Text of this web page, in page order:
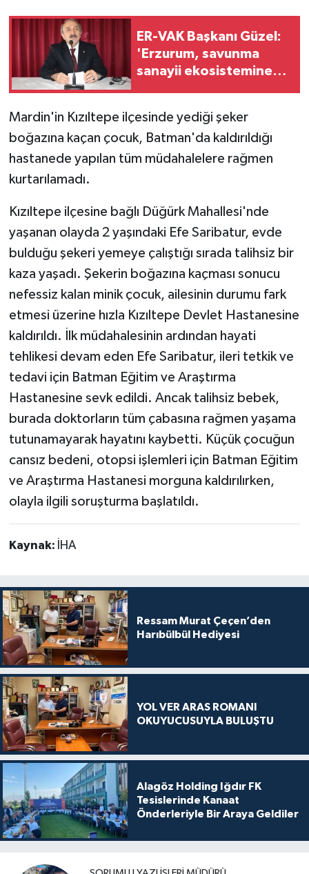
ER-VAK Başkanı Güzel:
'Erzurum, savunma
sanayii ekosistemine
Mardin'in Kızıltepe ilçesinde yediği şeker
boğazına kaçan çocuk, Batman'da kaldırıldığı
hastanede yapılan tüm müdahalelere rağmen
kurtarılamadı.
Kızıltepe ilçesine bağlı Düğürk Mahallesi'nde
yaşanan olayda 2 yaşındaki Efe Saribatur, evde
bulduğu şekeri yemeye çalıştığı sırada talihsiz bir
kaza yaşadı. Şekerin boğazına kaçması sonucu
nefessiz kalan minik çocuk, ailesinin durumu fark
etmesi üzerine hızla Kızıltepe Devlet Hastanesine
kaldırıldı. İlk müdahalesinin ardından hayati
tehlikesi devam eden Efe Saribatur, ileri tetkik ve
tedavi için Batman Eğitim ve Araştırma
Hastanesine sevk edildi. Ancak talihsiz bebek,
burada doktorların tüm çabasına rağmen yaşama
tutunamayarak hayatını kaybetti. Küçük çocuğun
cansız bedeni, otopsi işlemleri için Batman Eğitim
ve Araştırma Hastanesi morguna kaldırılırken,
olayla ilgili soruşturma başlatıldı.
Kaynak: İHA
Ressam Murat Çeçen’den
Harıbülbül Hediyesi
YOL VER ARAS ROMANI
OKUYUCUSUYLA BULUŞTU
Alagöz Holding Iğdır FK
Tesislerinde Kanaat
Önderleriyle Bir Araya Geldiler